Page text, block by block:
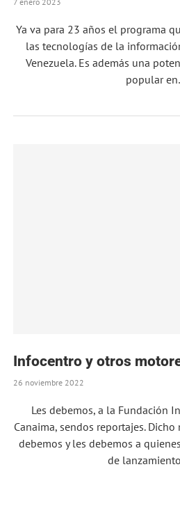
Ya va para 23 años el programa
las tecnologías de la
Venezuela. Es además una
popular
Infocentro y otros
26 noviembre 2022
Les debemos, a la Fundación
Canaima, sendos reportajes.
debemos y les debemos a
de